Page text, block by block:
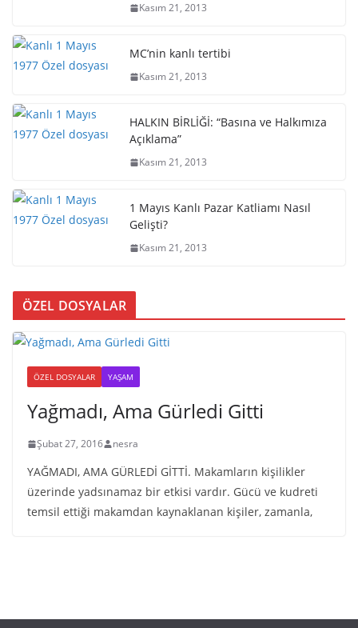
Kasım 21, 2013
MC’nin kanlı tertibi
Kasım 21, 2013
HALKIN BİRLİĞİ: “Basına ve Halkımıza
Açıklama”
Kasım 21, 2013
1 Mayıs Kanlı Pazar Katliamı Nasıl
Gelişti?
Kasım 21, 2013
ÖZEL DOSYALAR
ÖZEL DOSYALAR YAŞAM
Yağmadı, Ama Gürledi Gitti
Şubat 27, 2016 nesra
YAĞMADI, AMA GÜRLEDİ GİTTİ. Makamların kişilikler
üzerinde yadsınamaz bir etkisi vardır. Gücü ve kudreti
temsil ettiği makamdan kaynaklanan kişiler, zamanla,